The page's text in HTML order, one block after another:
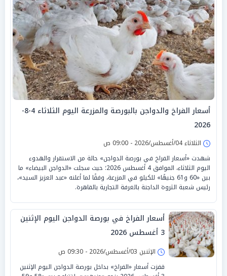
أسعار الفراخ والدواجن بالبورصة والمزرعة اليوم الثلاثاء 4-8-
2026
الثلاثاء 04/أغسطس/2026 - 09:00 ص
شهدت «أسعار الفراخ في بورصة الدواجن» حالة من الاستقرار والهدوء
اليوم الثلاثاء، الموافق 4 أغسطس 2026؛ حيث سجلت «الدواجن البيضاء» ما
بين «60 و61 جنيهًا» للكيلو في المزرعة، وفقًا لما أعلنه «عبد العزيز السيد»،
رئيس شعبة الثروة الداجنة بالغرفة التجارية بالقاهرة.
أسعار الفراخ في بورصة الدواجن اليوم الإثنين
3 أغسطس 2026
الإثنين 03/أغسطس/2026 - 09:30 ص
قفزت أسعار «الفراخ» بداخل بورصة الدواجن اليوم الإثنين